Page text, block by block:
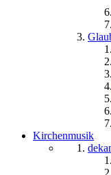
Kirchenmusik